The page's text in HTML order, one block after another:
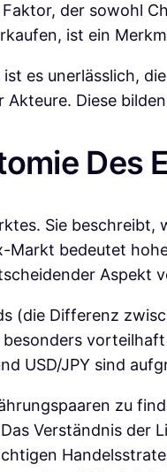
der sowohl
ist ein
es unerlässlich,
Akteure. Diese bilden
Sie
Markt bedeutet
Aspekt
(die Differenz
USD/JPY sind
zu
Verständnis der